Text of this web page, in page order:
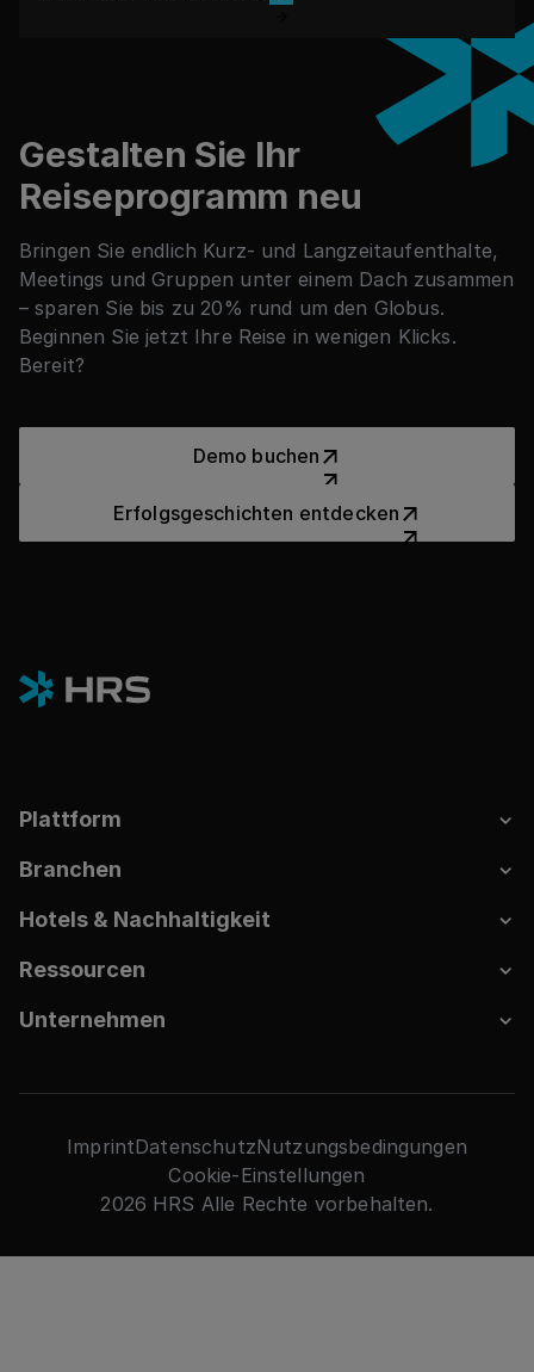
Gestalten Sie Ihr
Reiseprogramm neu
Bringen Sie endlich Kurz- und Langzeitaufenthalte,
Meetings und Gruppen unter einem Dach zusammen
– sparen Sie bis zu 20% rund um den Globus.
Beginnen Sie jetzt Ihre Reise in wenigen Klicks.
Bereit?
Demo buchen
Erfolgsgeschichten entdecken
Plattform
Branchen
Hotels & Nachhaltigkeit
Ressourcen
Unternehmen
2026 HRS Alle Rechte vorbehalten.
ImprintDatenschutzNutzungsbedingungen
Cookie-Einstellungen